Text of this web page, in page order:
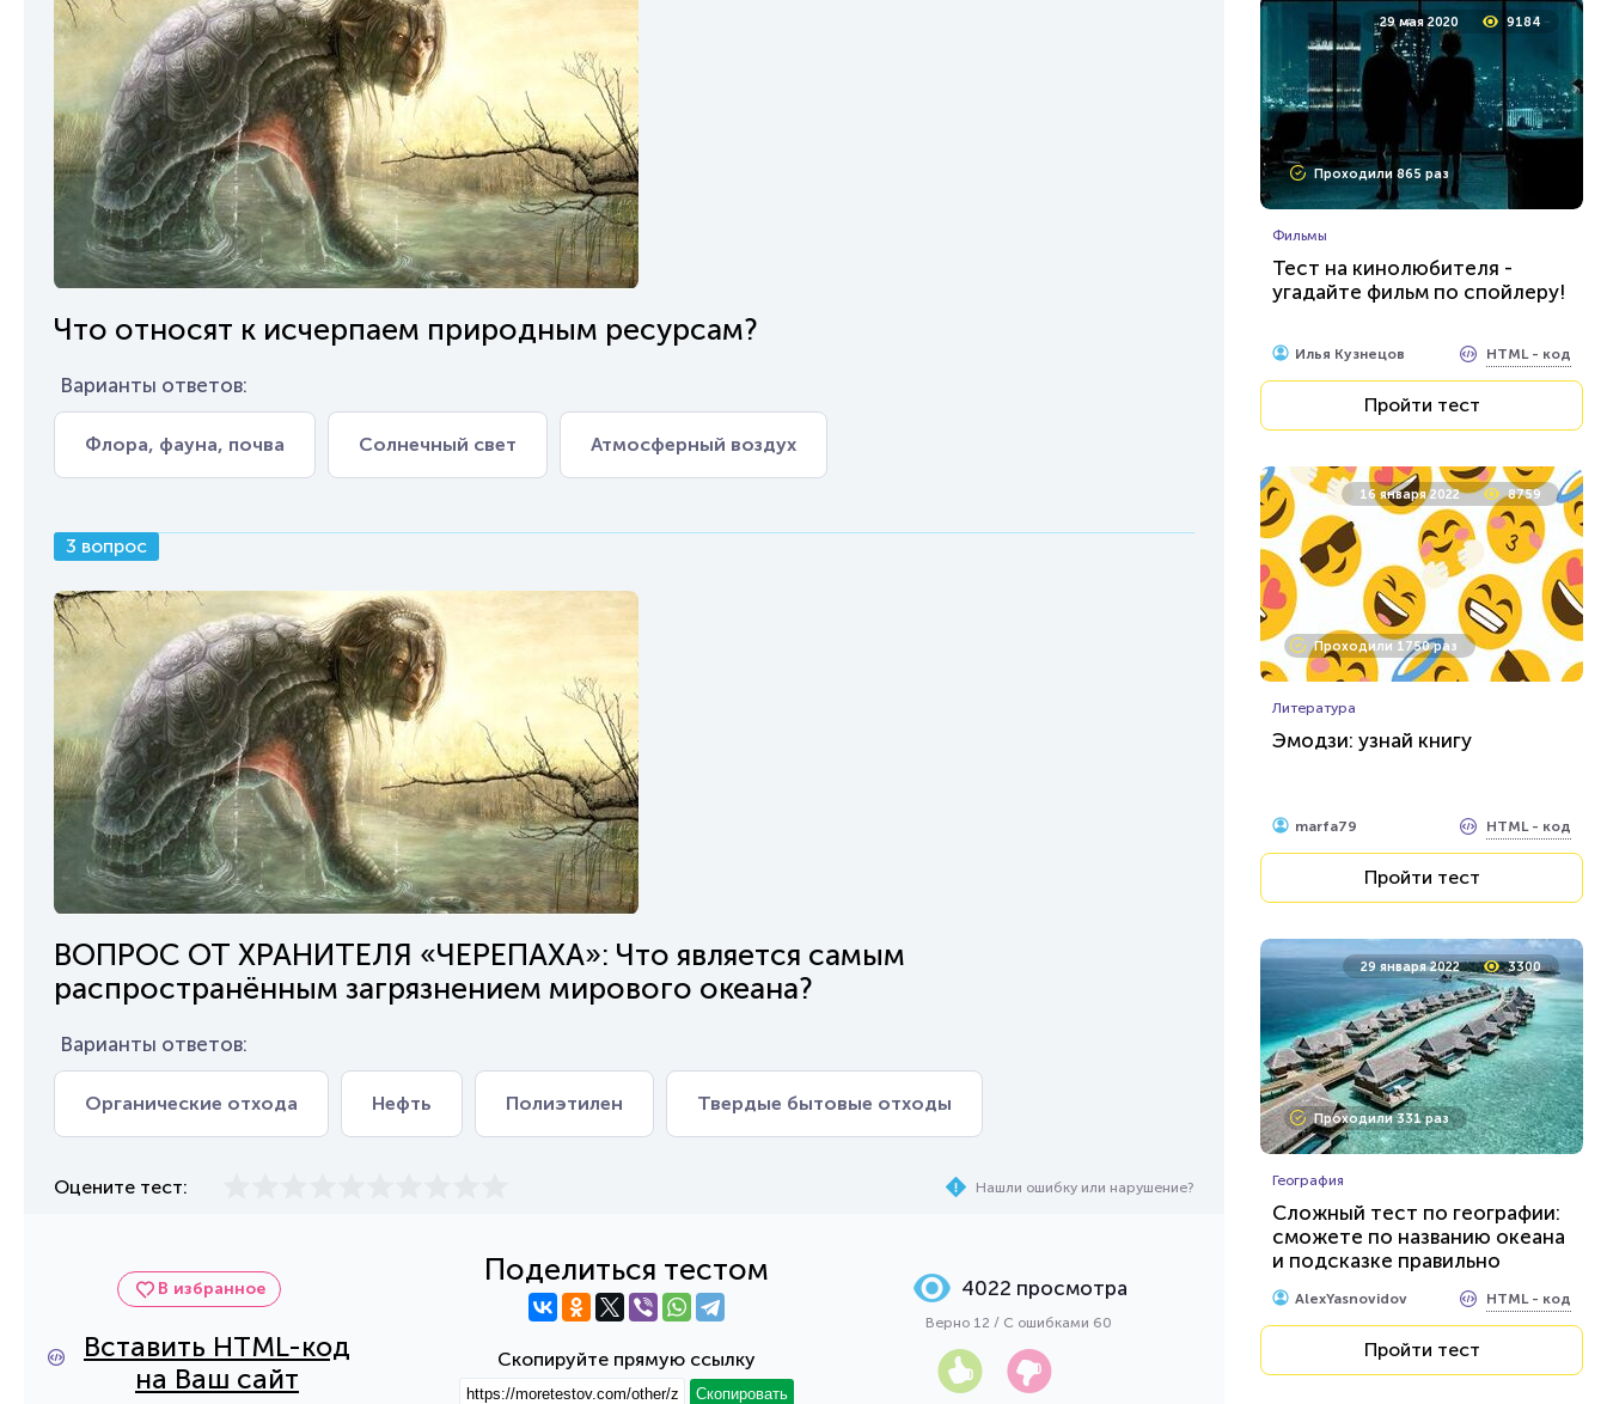
Что относят к исчерпаем природным ресурсам?
Варианты ответов:
Флора, фауна, почва Солнечный свет Атмосферный воздух
3 вопрос
ВОПРОС ОТ ХРАНИТЕЛЯ «ЧЕРЕПАХА»: Что является самым
распространённым загрязнением мирового океана?
Варианты ответов:
Органические отхода Нефть Полиэтилен Твердые бытовые отходы
Оцените тест: Нашли ошибку или нарушение?
В избранное
Вставить HTML-код
на Ваш сайт
Поделиться тестом
Скопируйте прямую ссылку
Скопировать
4022 просмотра
Верно 12 / С ошибками 60
29 мая 2020 9184
Проходили 865 раз
Фильмы
Тест на кинолюбителя -
угадайте фильм по спойлеру!
Илья Кузнецов HTML - код
Пройти тест
16 января 2022 8759
Проходили 1750 раз
Литература
Эмодзи: узнай книгу
marfa79 HTML - код
Пройти тест
29 января 2022 3300
Проходили 331 раз
География
Сложный тест по географии:
сможете по названию океана
и подсказке правильно
определить каждое из
морей?
AlexYasnovidov HTML - код
Пройти тест